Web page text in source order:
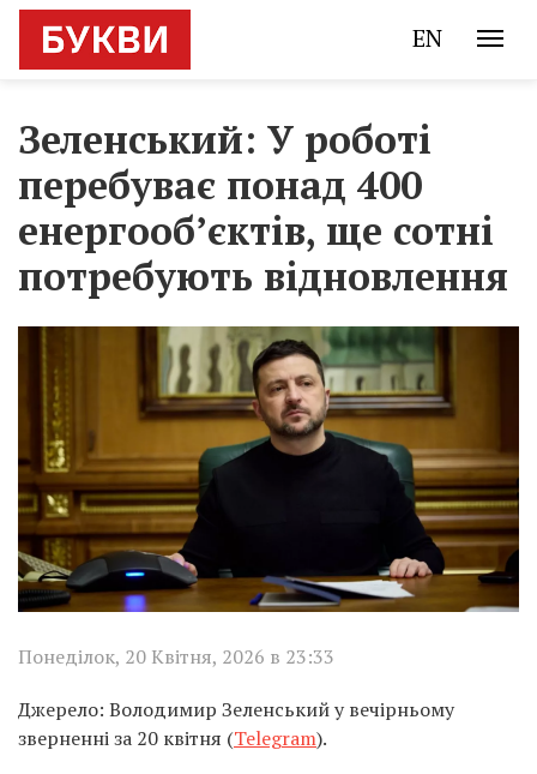
EN
Зеленський: У роботі
перебуває понад 400
енергооб’єктів, ще сотні
потребують відновлення
Понеділок, 20 Квітня, 2026 в 23:33
Джерело: Володимир Зеленський у вечірньому
зверненні за 20 квітня (Telegram).